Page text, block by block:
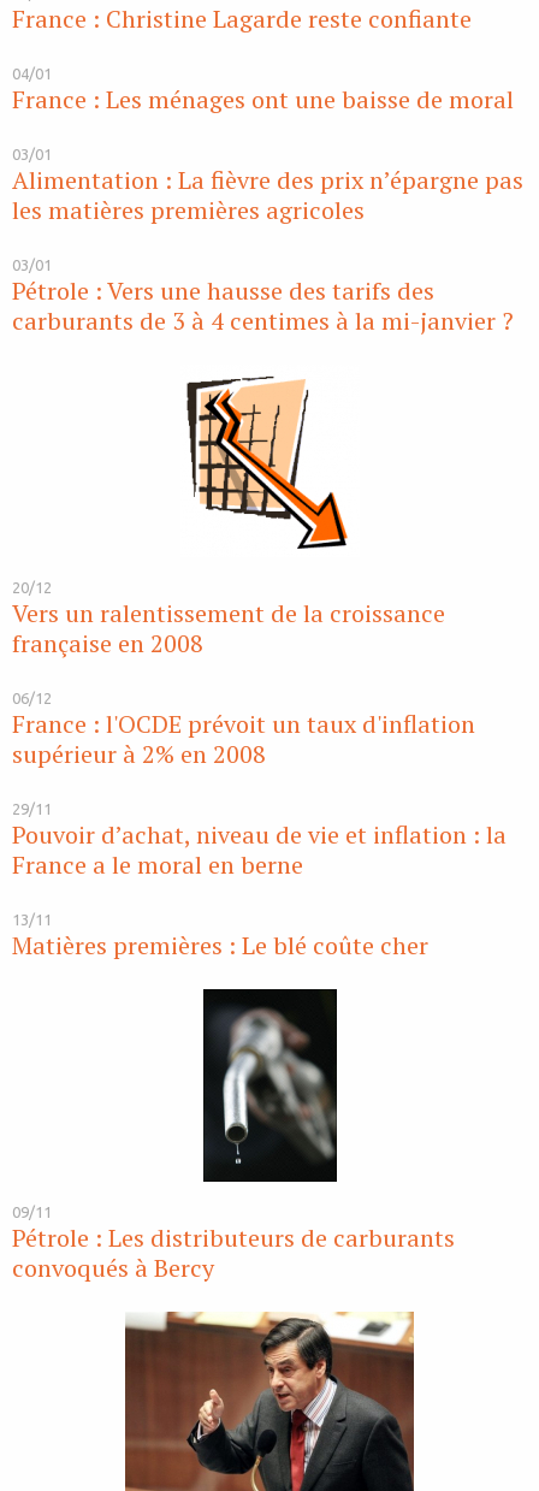
France : Christine Lagarde reste confiante
04/01
France : Les ménages ont une baisse de moral
03/01
Alimentation : La fièvre des prix n’épargne pas
les matières premières agricoles
03/01
Pétrole : Vers une hausse des tarifs des
carburants de 3 à 4 centimes à la mi-janvier ?
20/12
Vers un ralentissement de la croissance
française en 2008
06/12
France : l'OCDE prévoit un taux d'inflation
supérieur à 2% en 2008
29/11
Pouvoir d’achat, niveau de vie et inflation : la
France a le moral en berne
13/11
Matières premières : Le blé coûte cher
09/11
Pétrole : Les distributeurs de carburants
convoqués à Bercy